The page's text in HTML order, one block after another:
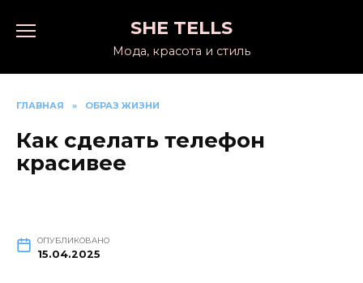
SHE TELLS
Мода, красота и стиль
ГЛАВНАЯ » ОБРАЗ ЖИЗНИ
Как сделать телефон
красивее
ОПУБЛИКОВАНО
15.04.2025